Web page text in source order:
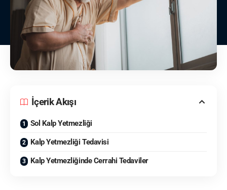
İçerik Akışı
Sol Kalp Yetmezliği
Kalp Yetmezliği Tedavisi
Kalp Yetmezliğinde Cerrahi Tedaviler